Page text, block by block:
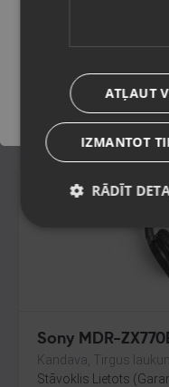
Stāvoklis Jauns
144.00 €
6.55€/mēn.
Sony MDR-
Kandava, Tirgus
Stāvoklis Lietots
ATĻAUT
IZMANTOT
RĀDĪT